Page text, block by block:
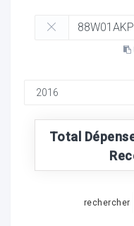
Total
rechercher